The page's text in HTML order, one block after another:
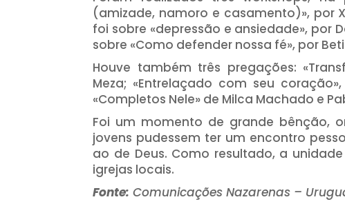
(amizade, namoro e casamento)», por
foi sobre «depressão e ansiedade», por
sobre «Como defender nossa fé», por
Houve também três pregações:
Meza; «Entrelaçado com seu
«Completos Nele» de Milca Machado e
Foi um momento de grande bênção,
jovens pudessem ter um encontro
ao de Deus. Como resultado, a
igrejas locais.
Fonte: Comunicações Nazarenas –